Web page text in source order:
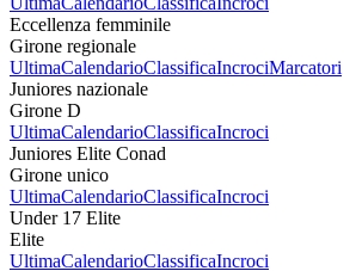
Eccellenza femminile
Girone regionale
UltimaCalendarioClassificaIncrociMarcatori
Juniores nazionale
Girone D
UltimaCalendarioClassificaIncroci
Juniores Elite Conad
Girone unico
UltimaCalendarioClassificaIncroci
Under 17 Elite
Elite
UltimaCalendarioClassificaIncroci